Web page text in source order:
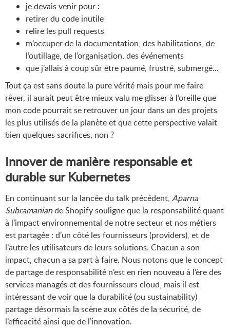
je devais venir pour :
retirer du code inutile
relire les pull requests
m’occuper de la documentation, des habilitations, de
l’outillage, de l’organisation, des événements
que j’allais à coup sûr être paumé, frustré, submergé…
Tout ça est sans doute la pure vérité mais pour me faire
rêver, il aurait peut être mieux valu me glisser à l’oreille que
mon code pourrait se retrouver un jour dans un des projets
les plus utilisés de la planète et que cette perspective valait
bien quelques sacrifices, non ?
Innover de manière responsable et
durable sur Kubernetes
En continuant sur la lancée du talk précédent, Aparna
Subramaniande Shopify souligne que la responsabilité quant
à l’impact environnemental de notre secteur et nos métiers
est partagée : d’un côté les fournisseurs (providers), et de
l’autre les utilisateurs de leurs solutions. Chacun a son
impact, chacun a sa part à faire. Nous notons que le concept
de partage de responsabilité n’est en rien nouveau à l’ère des
services managés et des fournisseurs cloud, mais il est
intéressant de voir que la durabilité (ou sustainability)
partage désormais la scène aux côtés de la sécurité, de
l’efficacité ainsi que de l’innovation.